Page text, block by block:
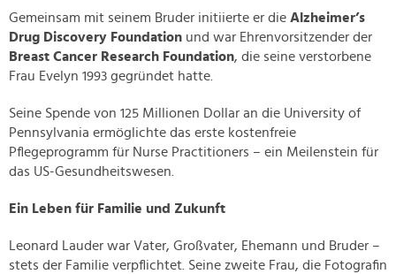
Gemeinsam mit seinem Bruder initiierte er die Alzheimer’s
Drug Discovery Foundation und war Ehrenvorsitzender der
Breast Cancer Research Foundation, die seine verstorbene
Frau Evelyn 1993 gegründet hatte.
Seine Spende von 125 Millionen Dollar an die University of
Pennsylvania ermöglichte das erste kostenfreie
Pflegeprogramm für Nurse Practitioners – ein Meilenstein für
das US-Gesundheitswesen.
Ein Leben für Familie und Zukunft
Leonard Lauder war Vater, Großvater, Ehemann und Bruder –
stets der Familie verpflichtet. Seine zweite Frau, die Fotografin